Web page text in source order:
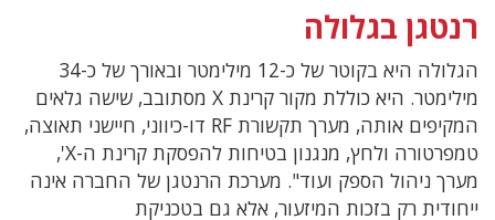
רנטגן בגלולה
הגלולה היא בקוטר של כ-12 מילימטר ובאורך של כ-34
מילימטר. היא כוללת מקור קרינת X מסתובב, שישה גלאים
המקיפים אותה, מערך תקשורת RF דו-כיווני, חיישני תאוצה,
טמפרטורה ולחץ, מנגנון בטיחות להפסקת קרינת ה-X
',
מערך ניהול הספק ועוד". מערכת הרנטגן של החברה אינה
ייחודית רק בזכות המיזעור, אלא גם בטכניקת